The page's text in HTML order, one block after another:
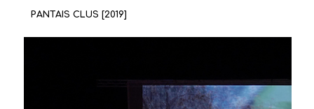
PANTAIS CLUS [2019]